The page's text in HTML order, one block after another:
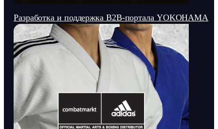
Разработка и поддержка В2В-портала YOKOHAMA